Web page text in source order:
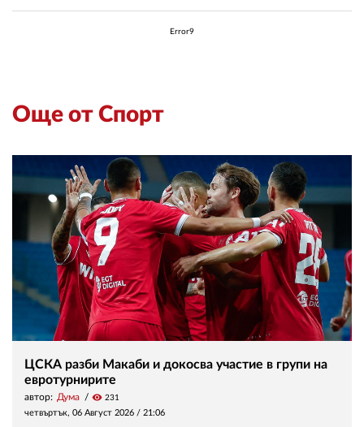
Error9
Още от Спорт
ЦСКА разби Макаби и докосва участие в групи на
евротурнирите
автор: Дума visibility 231
четвъртък, 06 Август 2026 / 21:06